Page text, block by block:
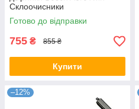
Склоочисники
Готово до відправки
755 ₴ 855 ₴
Купити
–12%